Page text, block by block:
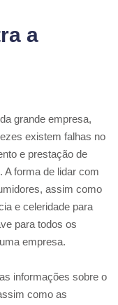
a
grande empresa,
existem falhas no
e prestação de
A forma de lidar com
assim como
e celeridade para
para todos os
empresa.
informações sobre o
como as